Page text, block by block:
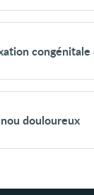
congénitale
douloureux